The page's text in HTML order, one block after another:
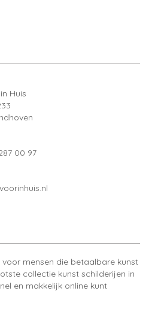
Huis
00 97
voor mensen die betaalbare kunst
collectie kunst schilderijen in
en makkelijk online kunt